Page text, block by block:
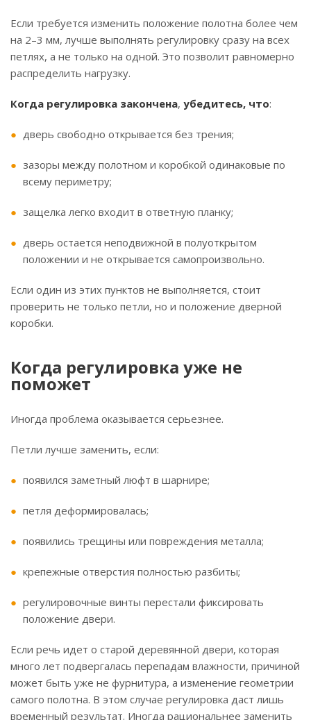
Если требуется изменить положение полотна более чем
на 2–3 мм, лучше выполнять регулировку сразу на всех
петлях, а не только на одной. Это позволит равномерно
распределить нагрузку.
Когда регулировка закончена, убедитесь, что:
дверь свободно открывается без трения;
зазоры между полотном и коробкой одинаковые по
всему периметру;
защелка легко входит в ответную планку;
дверь остается неподвижной в полуоткрытом
положении и не открывается самопроизвольно.
Если один из этих пунктов не выполняется, стоит
проверить не только петли, но и положение дверной
коробки.
Когда регулировка уже не
поможет
Иногда проблема оказывается серьезнее.
Петли лучше заменить, если:
появился заметный люфт в шарнире;
петля деформировалась;
появились трещины или повреждения металла;
крепежные отверстия полностью разбиты;
регулировочные винты перестали фиксировать
положение двери.
Если речь идет о старой деревянной двери, которая
много лет подвергалась перепадам влажности, причиной
может быть уже не фурнитура, а изменение геометрии
самого полотна. В этом случае регулировка даст лишь
временный результат. Иногда рациональнее заменить